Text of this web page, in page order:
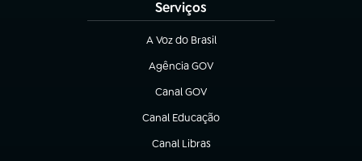
Serviços
A Voz do Brasil
(abre em nova aba)
Agência GOV
(abre em nova aba)
Canal GOV
(abre em nova aba)
Canal Educação
(abre em nova aba)
Canal Libras
(abre em nova aba)